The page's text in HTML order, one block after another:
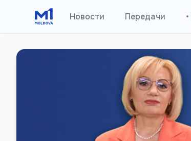
Новости Передачи •